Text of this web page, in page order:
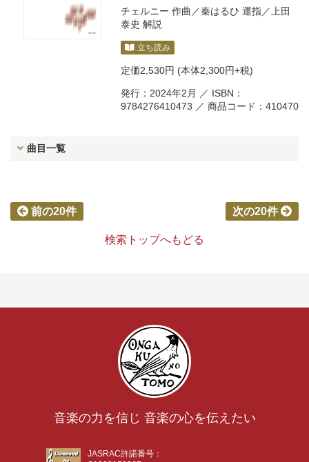
チェルニー 作曲／秦はるひ 運指／ 上田
泰史 解説
立ち読み
定価2,530円 (本体2,300円+税)
発行：2024年2月 ／ ISBN：
9784276410473 ／ 商品コード：410470
曲目一覧
前の20件 次の20件
検索トップへもどる
音楽の力を信じ 音楽の心を伝えたい
JASRAC許諾番号：